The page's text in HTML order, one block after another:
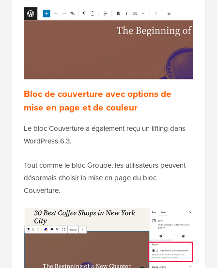
Bloc de couverture avec options de
mise en page et de couleur
Le bloc Couverture a également reçu un lifting dans
WordPress 6.3.
Tout comme le bloc Groupe, les utilisateurs peuvent
désormais choisir la mise en page du bloc
Couverture.